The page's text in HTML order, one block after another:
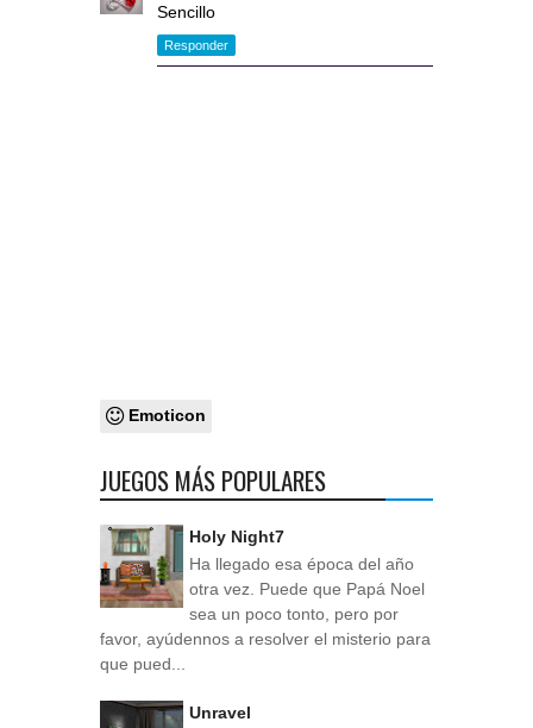
Sencillo
Responder
Emoticon
JUEGOS MÁS POPULARES
Holy Night7
Ha llegado esa época del año
otra vez. Puede que Papá Noel
sea un poco tonto, pero por
favor, ayúdennos a resolver el misterio para
que pued...
Unravel